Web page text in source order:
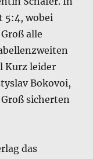
5:4, wobei
alle
Kurz leider
Bokovoi,
sicherten
das